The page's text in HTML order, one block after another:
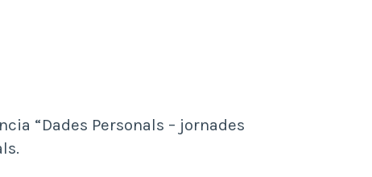
“Dades Personals – jornades